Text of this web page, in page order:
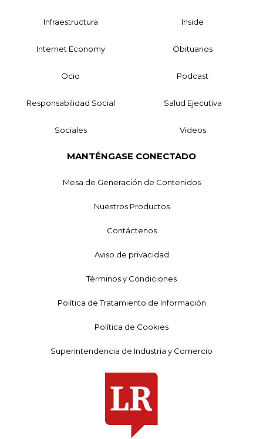
Infraestructura Inside
Internet Economy Obituarios
Ocio Podcast
Responsabilidad Social Salud Ejecutiva
Sociales Videos
MANTÉNGASE CONECTADO
Mesa de Generación de Contenidos
Nuestros Productos
Contáctenos
Aviso de privacidad
Términos y Condiciones
Política de Tratamiento de Información
Política de Cookies
Superintendencia de Industria y Comercio